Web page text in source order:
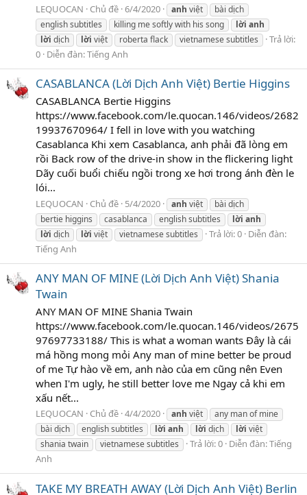
LEQUOCAN Chủ đề 6/4/2020 anh việt
bài dịch
english subtitles
killing me softly with his song lời anh
lời dịch lời việt roberta flack vietnamese subtitles
Trả lời:
0 Diễn đàn:Tiếng Anh
CASABLANCA (Lời Dịch Anh Việt) Bertie Higgins
CASABLANCA Bertie Higgins
https://www.facebook.com/le.quocan.146/videos/2682
19937670964/ I fell in love with you watching
Casablanca Khi xem Casablanca, anh phải đã lòng em
rồi Back row of the drive-in show in the flickering light
Dãy cuối buổi chiếu ngồi trong xe hơi trong ánh đèn le
lói...
LEQUOCAN Chủ đề 5/4/2020 anh việt
bài dịch
bertie higgins
casablanca english subtitles lời anh
lời dịch lời việt vietnamese subtitles Trả lời: 0 Diễn đàn:
Tiếng Anh
ANY MAN OF MINE (Lời Dịch Anh Việt) Shania
Twain
ANY MAN OF MINE Shania Twain
https://www.facebook.com/le.quocan.146/videos/2675
97697733188/ This is what a woman wants Đây là cái
má hồng mong mỏi Any man of mine better be proud
of me Tự hào về em, anh nào của em cũng nên Even
when I'm ugly, he still better love me Ngay cả khi em
xấu nết...
LEQUOCAN Chủ đề 4/4/2020 anh việt
any man of mine
bài dịch
english subtitles lời anh lời dịch lời việt
shania twain
vietnamese subtitles Trả lời: 0 Diễn đàn:Tiếng
Anh
TAKE MY BREATH AWAY (Lời Dịch Anh Việt) Berlin